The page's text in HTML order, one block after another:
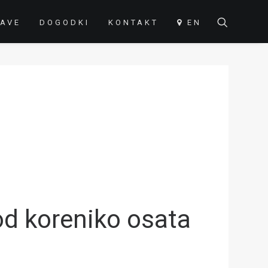
DOGODKI KONTAKT EN
koreniko osata